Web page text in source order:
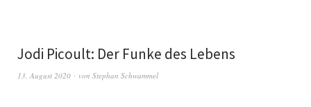
Jodi Picoult: Der Funke des Lebens
13. August 2020 von Stephan Schwammel